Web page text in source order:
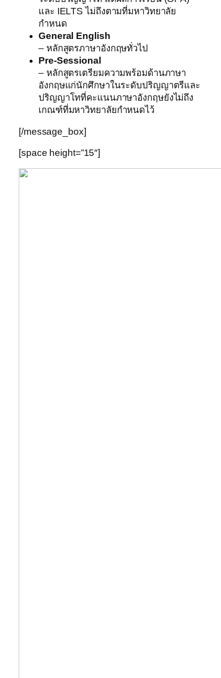
และ IELTS ไม่ถึงตามที่มหาวิทยาลัย
กำหนด
General English
– หลักสูตรภาษาอังกฤษทั่วไป
Pre-Sessional
– หลักสูตรเตรียมความพร้อมด้านภาษา
อังกฤษแก่นักศึกษาในระดับปริญญาตรีและ
ปริญญาโทที่คะแนนภาษาอังกฤษยังไม่ถึง
เกณฑ์ที่มหาวิทยาลัยกำหนดไว้
[/message_box]
[space height=”15″]